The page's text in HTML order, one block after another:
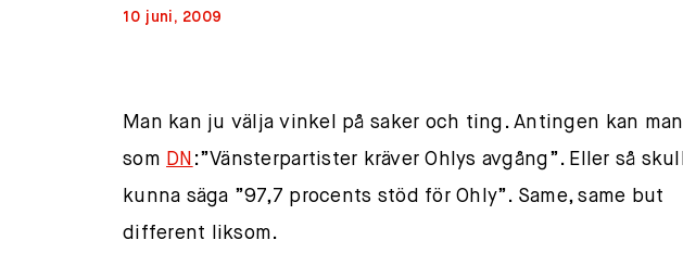
10 juni, 2009
Man kan ju välja vinkel på saker och ting. Antingen kan
som DN :”Vänsterpartister kräver Ohlys avgång”. Eller så
kunna säga ”97,7 procents stöd för Ohly”. Same, same but
different liksom.